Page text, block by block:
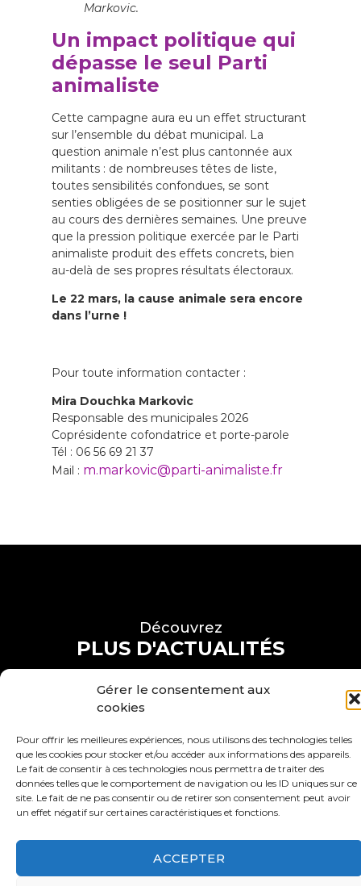
Gérer le consentement aux
cookies
Pour offrir les meilleures expériences, nous utilisons des technologies telles
que les cookies pour stocker et/ou accéder aux informations des appareils.
Le fait de consentir à ces technologies nous permettra de traiter des
données telles que le comportement de navigation ou les ID uniques sur ce
site. Le fait de ne pas consentir ou de retirer son consentement peut avoir
un effet négatif sur certaines caractéristiques et fonctions.
ACCEPTER
Markovic.
Un impact politique qui
dépasse le seul Parti
animaliste
Cette campagne aura eu un effet structurant
sur l’ensemble du débat municipal. La
question animale n’est plus cantonnée aux
militants : de nombreuses têtes de liste,
toutes sensibilités confondues, se sont
senties obligées de se positionner sur le sujet
au cours des dernières semaines. Une preuve
que la pression politique exercée par le Parti
animaliste produit des effets concrets, bien
au-delà de ses propres résultats électoraux.
Le 22 mars, la cause animale sera encore
dans l’urne !
Pour toute information contacter :
Mira Douchka Markovic
Responsable des municipales 2026
Coprésidente cofondatrice et porte-parole
Tél : 06 56 69 21 37
Mail : m.markovic@parti-animaliste.fr
Découvrez
PLUS D'ACTUALITÉS
VOIR PLUS D'ACTUALITÉS
S'ABONNER À NOS
ACTUALITÉS